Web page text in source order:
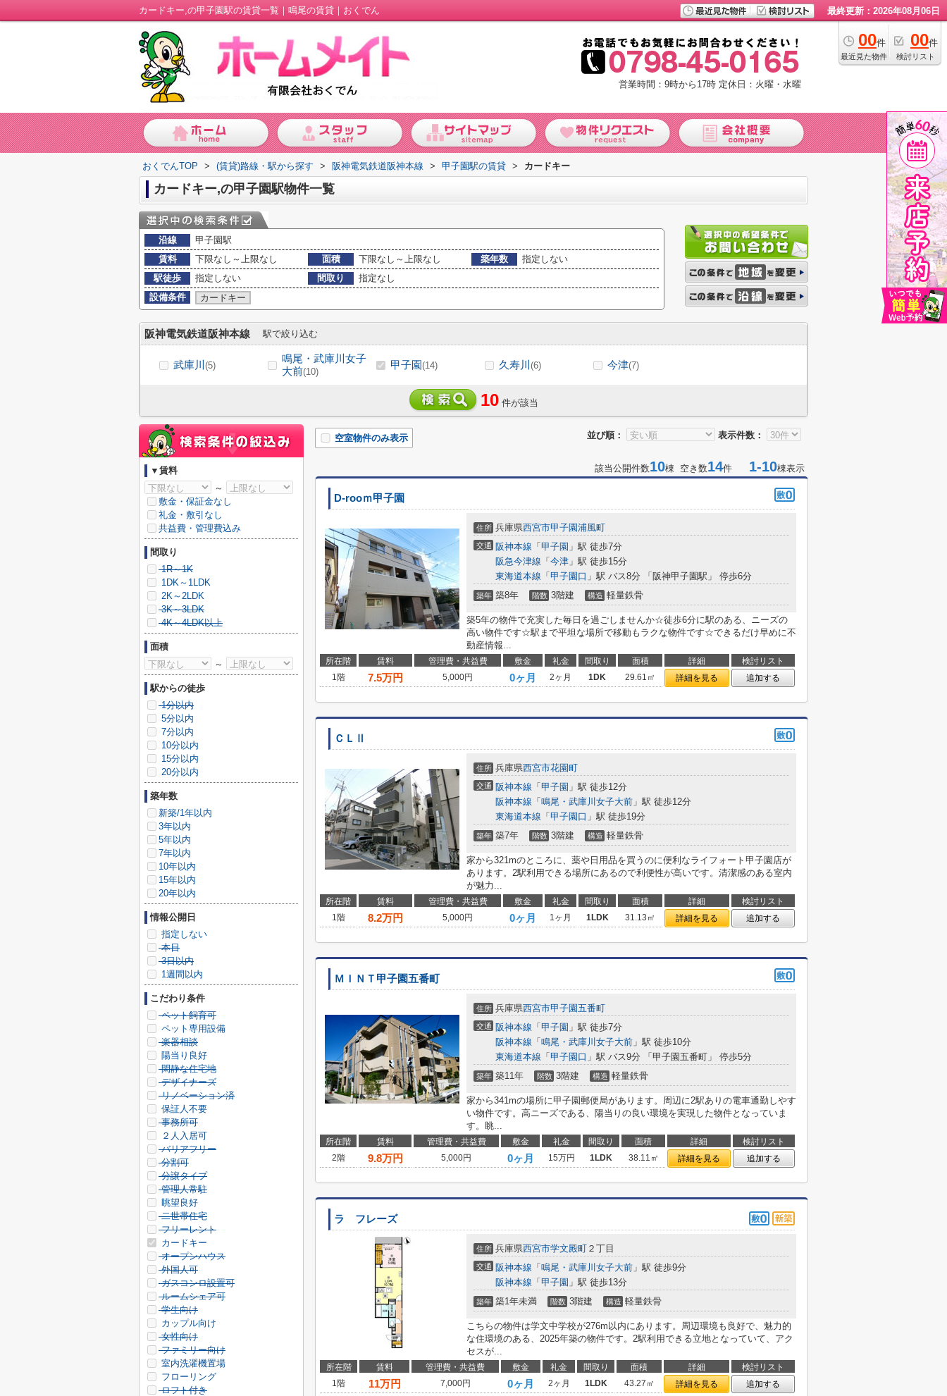
カードキー,の甲子園駅の賃貸一覧｜鳴尾の賃貸｜おくでん 最終更新：2026年08月06日
00件
最近見た物件
00件
検討リスト
営業時間：9時から17時 定休日：火曜・水曜
おくでんTOP > (賃貸)路線・駅から探す > 阪神電気鉄道阪神本線 > 甲子園駅の賃貸 > カードキー
カードキー,の甲子園駅物件一覧
沿線
甲子園駅
賃料
下限なし～上限なし 面積 下限なし～上限なし 築年数
指定しない
駅徒歩
指定しない 間取り
指定なし
設備条件
カードキー
阪神電気鉄道阪神本線 駅で絞り込む
武庫川 (5)
鳴尾・武庫川女子
大前(10)
甲子園(14) 久寿川 (6) 今津(7)
10 件が該当
並び順： 表示件数：
空室物件のみ表示
該当公開件数10棟 空き数14件 1-10棟表示
D-rooｍ甲子園
住所 兵庫県西宮市甲子園浦風町
交通 阪神本線 「 甲子園 」駅 徒歩7分
阪急今津線 「 今津 」駅 徒歩15分
東海道本線 「 甲子園口 」駅 バス8分 「阪神甲子園駅」 停歩6分
築年 築8年 階数 3階建 構造 軽量鉄骨
築5年の物件で充実した毎日を過ごしませんか☆徒歩6分に駅のある、ニーズの
高い物件です☆駅まで平坦な場所で移動もラクな物件です☆できるだけ早めに不
動産情報...
所在階 賃料 管理費・共益費 敷金 礼金 間取り 面積 詳細
検討リスト
1階
7.5万円 5,000円 0ヶ月 2ヶ月 1DK 29.61㎡ 詳細を見る 追加する
ＣＬⅡ
住所 兵庫県西宮市花園町
交通 阪神本線 「 甲子園 」駅 徒歩12分
阪神本線 「 鳴尾・武庫川女子大前 」駅 徒歩12分
東海道本線 「 甲子園口 」駅 徒歩19分
築年 築7年 階数 3階建 構造 軽量鉄骨
家から321mのところに、薬や日用品を買うのに便利なライフォート甲子園店が
あります。2駅利用できる場所にあるので利便性が高いです。清潔感のある室内
が魅力...
所在階 賃料 管理費・共益費 敷金 礼金 間取り 面積 詳細
検討リスト
1階
8.2万円 5,000円 0ヶ月 1ヶ月 1LDK 31.13㎡ 詳細を見る 追加する
ＭＩＮＴ甲子園五番町
住所 兵庫県西宮市甲子園五番町
交通 阪神本線 「 甲子園 」駅 徒歩7分
阪神本線 「 鳴尾・武庫川女子大前 」駅 徒歩10分
東海道本線 「 甲子園口 」駅 バス9分 「甲子園五番町」 停歩5分
築年 築11年 階数 3階建 構造 軽量鉄骨
家から341mの場所に甲子園郵便局があります。周辺に2駅ありの電車通勤しやす
い物件です。高ニーズである、陽当りの良い環境を実現した物件となっていま
す。眺...
所在階 賃料 管理費・共益費 敷金 礼金 間取り 面積 詳細
検討リスト
2階
9.8万円 5,000円 0ヶ月 15万円 1LDK 38.11㎡ 詳細を見る 追加する
ラ フレーズ
住所 兵庫県西宮市学文殿町 ２丁目
交通 阪神本線 「 鳴尾・武庫川女子大前 」駅 徒歩9分
阪神本線 「 甲子園 」駅 徒歩13分
築年 築1年未満 階数 3階建 構造 軽量鉄骨
こちらの物件は学文中学校が276m以内にあります。周辺環境も良好で、魅力的
な住環境のある、2025年築の物件です。2駅利用できる立地となっていて、アク
セスが...
所在階 賃料 管理費・共益費 敷金 礼金 間取り 面積 詳細
検討リスト
1階
11万円 7,000円 0ヶ月 2ヶ月 1LDK 43.27㎡ 詳細を見る 追加する
▼賃料
～
敷金・保証金なし
礼金・敷引なし
共益費・管理費込み
間取り
1R～1K
1DK～1LDK
2K～2LDK
3K～3LDK
4K～4LDK以上
面積
～
駅からの徒歩
1分以内
5分以内
7分以内
10分以内
15分以内
20分以内
築年数
新築/1年以内
3年以内
5年以内
7年以内
10年以内
15年以内
20年以内
情報公開日
指定しない
本日
3日以内
1週間以内
こだわり条件
ペット飼育可
ペット専用設備
楽器相談
陽当り良好
閑静な住宅地
デザイナーズ
リノベーション済
保証人不要
事務所可
２人入居可
バリアフリー
分割可
分譲タイプ
管理人常駐
眺望良好
二世帯住宅
フリーレント
カードキー
オープンハウス
外国人可
ガスコンロ設置可
ルームシェア可
学生向け
カップル向け
女性向け
ファミリー向け
室内洗濯機置場
フローリング
ロフト付き